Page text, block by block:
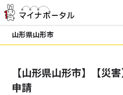
山形県山形市
【山形県山形市】【災
申請